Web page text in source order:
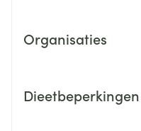
Organisaties
Dieetbeperkingen